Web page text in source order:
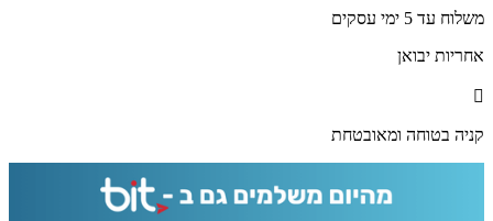
להדפסה
קנבס
זכוכית
משלוח עד 5 ימי עסקים
אחריות יבואן
קניה בטוחה ומאובטחת